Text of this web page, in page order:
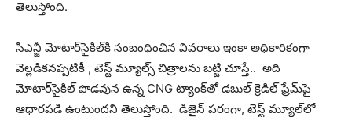
తెలుస్తోంది.
సీఎన్జీ మోటార్‌సైకిల్‌కి సంబంధించిన వివరాలు ఇంకా అధికారికంగా
వెల్లడికనప్పటికీ , టెస్ట్ మ్యూల్స్ చిత్రాలను బట్టి చూస్తే.. అది
మోటార్‌సైకిల్ పొడవున ఉన్న CNG ట్యాంక్‌తో డబుల్ క్రెడిల్ ఫ్రేమ్‌పై
ఆధారపడి ఉంటుందని తెలుస్తోంది. డిజైన్ పరంగా, టెస్ట్ మ్యూల్‌లో